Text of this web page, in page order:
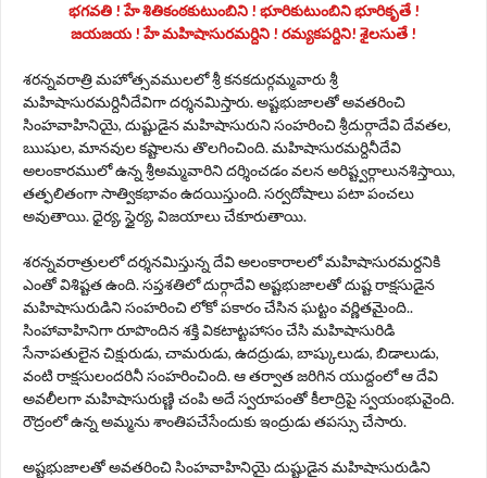
భగవతి ! హే శితికంఠకుటుంబిని ! భూరికుటుంబిని భూరికృతే !
జయజయ ! హే మహిషాసురమర్దిని ! రమ్యకపర్దిని! శైలసుతే !
శరన్నవరాత్రి మహోత్సవములలో శ్రీ కనకదుర్గమ్మవారు శ్రీ
మహిషాసురమర్దినీదేవిగా దర్శనమిస్తారు. అష్టభుజాలతో అవతరించి
సింహవాహినియై, దుష్టుడైన మహిషాసురుని సంహరించి శ్రీదుర్గాదేవి దేవతల,
ఋషుల, మానవుల కష్టాలను తొలగించింది. మహిషాసురమర్దినీదేవి
అలంకారములో ఉన్న శ్రీఅమ్మవారిని దర్శించడం వలన అరిష్ట్వర్గాలునశిస్తాయి,
తత్ఫలితంగా సాత్వికభావం ఉదయిస్తుంది. సర్వదోషాలు పటా పంచలు
అవుతాయి. ధైర్య, స్థైర్య, విజయాలు చేకూరుతాయి.
శరన్నవరాత్రులలో దర్శనమిస్తున్న దేవి అలంకారాలలో మహిషాసురమర్దనికి
ఎంతో విశిష్టత ఉంది. సప్తశతిలో దుర్గాదేవి అష్టభుజాలతో దుష్ట రాక్షసుడైన
మహిషాసురుడిని సంహరించి లోకో పకారం చేసిన ఘట్టం వర్ణితమైంది..
సింహావాహినిగా రూపొందిన శక్తి వికటాట్టహాసం చేసి మహిషాసురిడి
సేనాపతులైన చిక్షురుడు, చామరుడు, ఉదద్రుడు, బాష్కులుడు, బిడాలుడు,
వంటి రాక్షసులందరినీ సంహరించింది. ఆ తర్వాత జరిగిన యుద్దంలో ఆ దేవి
అవలీలగా మహిషాసురుణ్ణి చంపి అదే స్వరూపంతో కీలాద్రిపై స్వయంభువైంది.
రౌద్రంలో ఉన్న అమ్మను శాంతిపచేసేందుకు ఇంద్రుడు తపస్సు చేసారు.
అష్టభుజాలతో అవతరించి సింహవాహినియై దుష్టుడైన మహిషాసురుడిని